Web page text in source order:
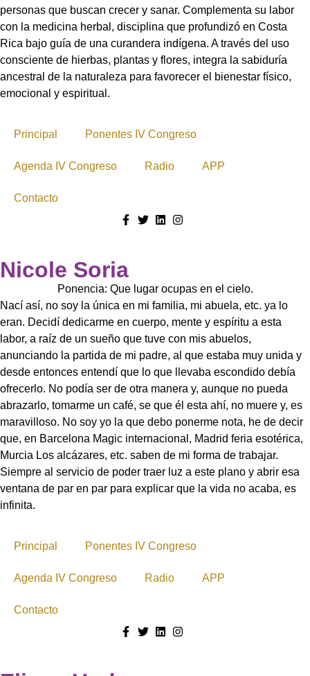
personas que buscan crecer y sanar. Complementa su labor
con la medicina herbal, disciplina que profundizó en Costa
Rica bajo guía de una curandera indígena. A través del uso
consciente de hierbas, plantas y flores, integra la sabiduría
ancestral de la naturaleza para favorecer el bienestar físico,
emocional y espiritual.
Principal Ponentes IV Congreso
Agenda IV Congreso Radio APP
Contacto
Nicole Soria
Ponencia: Que lugar ocupas en el cielo.
Nací así, no soy la única en mi familia, mi abuela, etc. ya lo
eran. Decidí dedicarme en cuerpo, mente y espíritu a esta
labor, a raíz de un sueño que tuve con mis abuelos,
anunciando la partida de mi padre, al que estaba muy unida y
desde entonces entendí que lo que llevaba escondido debía
ofrecerlo. No podía ser de otra manera y, aunque no pueda
abrazarlo, tomarme un café, se que él esta ahí, no muere y, es
maravilloso. No soy yo la que debo ponerme nota, he de decir
que, en Barcelona Magic internacional, Madrid feria esotérica,
Murcia Los alcázares, etc. saben de mi forma de trabajar.
Siempre al servicio de poder traer luz a este plano y abrir esa
ventana de par en par para explicar que la vida no acaba, es
infinita.
Principal Ponentes IV Congreso
Agenda IV Congreso Radio APP
Contacto